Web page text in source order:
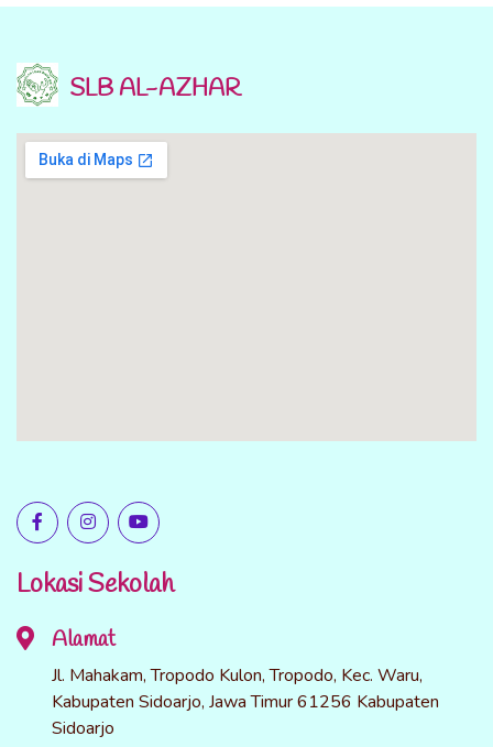
SLB AL-AZHAR
Lokasi Sekolah
Alamat
Jl. Mahakam, Tropodo Kulon, Tropodo, Kec. Waru,
Kabupaten Sidoarjo, Jawa Timur 61256 Kabupaten
Sidoarjo